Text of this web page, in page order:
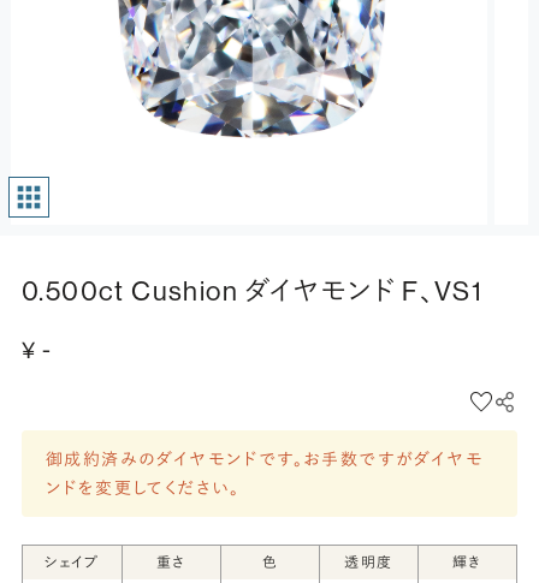
0.500ct Cushion ダイヤモンド F、VS1
¥ -
御成約済みのダイヤモンドです。お手数ですがダイヤモ
ンドを変更してください。
シェイプ 重さ 色 透明度 輝き